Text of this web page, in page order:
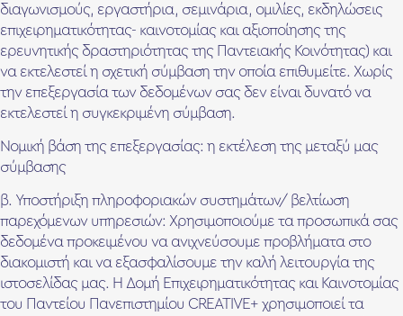
διαγωνισμούς, εργαστήρια, σεμινάρια, ομιλίες, εκδηλώσεις
επιχειρηματικότητας- καινοτομίας και αξιοποίησης της
ερευνητικής δραστηριότητας της Παντειακής Κοινότητας) και
να εκτελεστεί η σχετική σύμβαση την οποία επιθυμείτε. Χωρίς
την επεξεργασία των δεδομένων σας δεν είναι δυνατό να
εκτελεστεί η συγκεκριμένη σύμβαση.
Νομική βάση της επεξεργασίας: η εκτέλεση της μεταξύ μας
σύμβασης
β. Υποστήριξη πληροφοριακών συστημάτων/ βελτίωση
παρεχόμενων υπηρεσιών: Χρησιμοποιούμε τα προσωπικά σας
δεδομένα προκειμένου να ανιχνεύσουμε προβλήματα στο
διακομιστή και να εξασφαλίσουμε την καλή λειτουργία της
ιστοσελίδας μας. Η Δομή Επιχειρηματικότητας και Καινοτομίας
του Παντείου Πανεπιστημίου CREATIVE+ χρησιμοποιεί τα